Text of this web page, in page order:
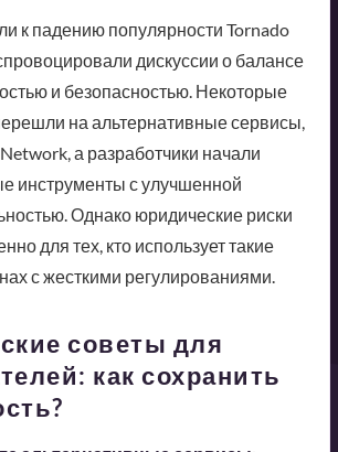
к падению популярности Tornado
дискуссии о балансе
и безопасностью. Некоторые
на альтернативные сервисы,
а разработчики начали
инструменты с улучшенной
Однако юридические риски
для тех, кто использует такие
с жесткими регулированиями.
советы для
как сохранить